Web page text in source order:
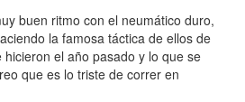
buen ritmo con el neumático duro,
la famosa táctica de ellos de
el año pasado y lo que se
que es lo triste de correr en